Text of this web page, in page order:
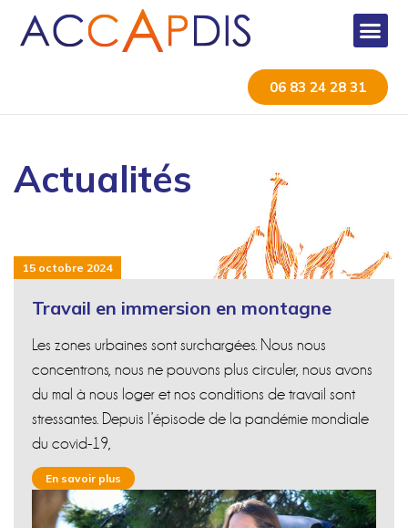
06 83 24 28 31
Actualités
Travail en immersion en montagne
15 octobre 2024
Les zones urbaines sont surchargées. Nous nous
concentrons, nous ne pouvons plus circuler, nous avons
du mal à nous loger et nos conditions de travail sont
stressantes. Depuis l’épisode de la pandémie mondiale
du covid-19,
En savoir plus